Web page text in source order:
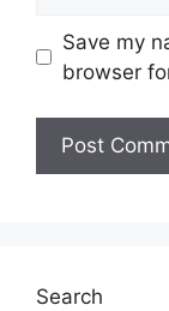
Save my
browser
Search